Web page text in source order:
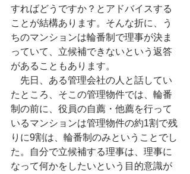
すればどうですか？とアドバイスする
ことが結構あります。そんな折に、う
ちのマンションは輪番制で理事が決ま
っていて、立候補できないという返答
があることもあります。
先日、ある管理会社の人と話してい
たところ、そこの管理物件では、輪番
制の前に、役員の自薦・他薦を行って
いるマンションは管理物件の約1割で残
りに9割は、輪番制のみということでし
た。自分で立候補する理事は、理事に
なって何かをしたいという目的意識が